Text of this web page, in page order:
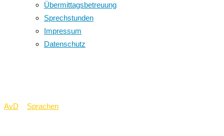
Übermittagsbetreuung
Sprechstunden
Impressum
Datenschutz
AvD Sprachen